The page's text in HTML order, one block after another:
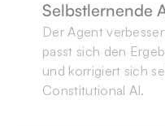
Selbstlernende
Der Agent
passt sich den
und korrigiert sich
Constitutional AI.